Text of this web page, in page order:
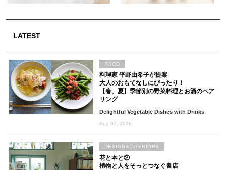
LATEST
料理家 平野由希子が提案
大人のおもてなしにぴったり！
【春、夏】季節別の野菜料理とお酒のペア
リング
Delightful Vegetable Dishes with Drinks
Aug 07, 2026
FOOD
花と本と②
植物と人をそっとつなぐ書店
DESIGN&INTERIORS